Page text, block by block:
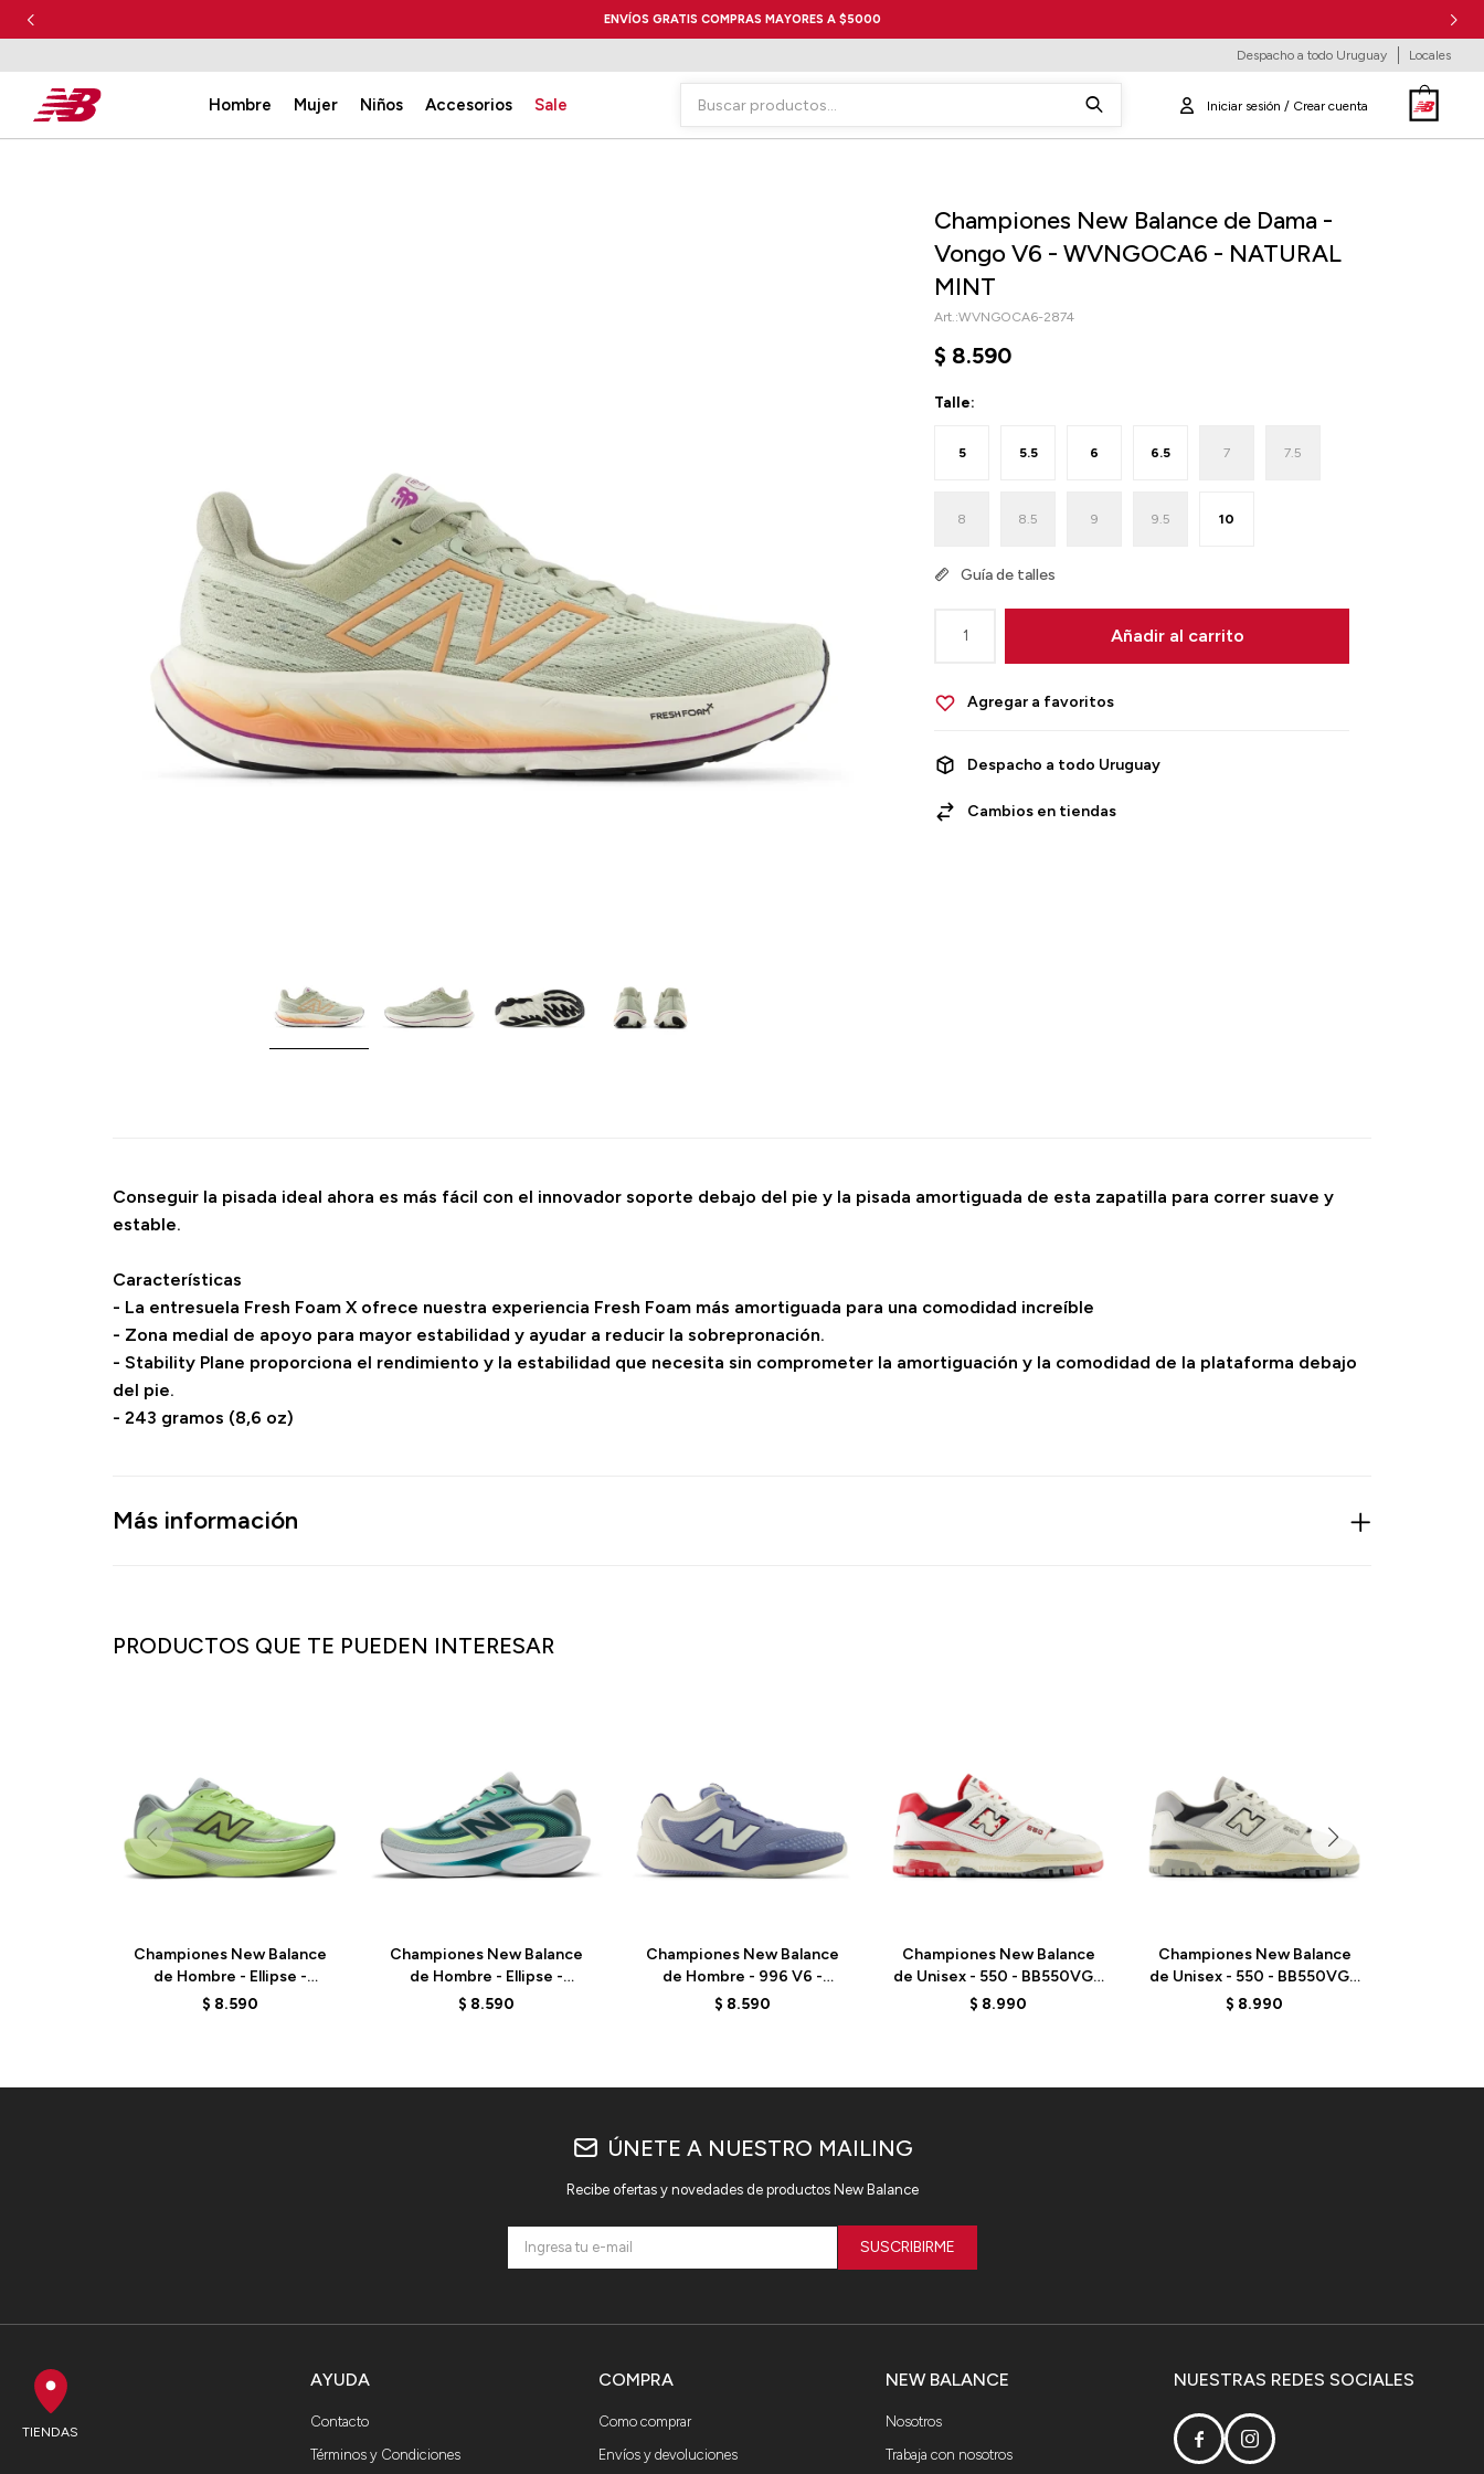
ENVÍOS GRATIS COMPRAS MAYORES A $5000
Hombre Mujer Niños Accesorios Sale
Despacho a todo Uruguay Locales
Championes New Balance de Dama -
Vongo V6 - WVNGOCA6 - NATURAL
MINT
WVNGOCA6-2874
$ 8.590
Talle:
5 5.5 6 6.5 7 7.5
8 8.5 9 9.5 10
Guía de talles
1 Añadir al carrito
Despacho a todo Uruguay
Cambios en tiendas
Conseguir la pisada ideal ahora es más fácil con el innovador soporte debajo del pie y la pisada amortiguada de esta zapatilla para correr suave y
estable.
Características
- La entresuela Fresh Foam X ofrece nuestra experiencia Fresh Foam más amortiguada para una comodidad increíble
- Zona medial de apoyo para mayor estabilidad y ayudar a reducir la sobrepronación.
- Stability Plane proporciona el rendimiento y la estabilidad que necesita sin comprometer la amortiguación y la comodidad de la plataforma debajo
del pie.
- 243 gramos (8,6 oz)
Más información
PRODUCTOS QUE TE PUEDEN INTERESAR
Championes New Balance
de Hombre - Ellipse -
MELPS78S - GREEN
$ 8.590
Championes New Balance
de Hombre - Ellipse -
MELPS4B2 - GREEN
$ 8.590
Championes New Balance
de Hombre - 996 V6 -
MCH996F6 - ELD
$ 8.590
Championes New Balance
de Unisex - 550 - BB550VGA
- VINTAGE RED
$ 8.990
Championes New Balance
de Unisex - 550 - BB550VGB
- SEA SALT
$ 8.990
TIENDAS
AYUDA
Contacto
Términos y Condiciones
NEW BALANCE
Nosotros
Trabaja con nosotros
COMPRA
Como comprar
Envíos y devoluciones
NUESTRAS REDES SOCIALES
 
ÚNETE A NUESTRO MAILING
Recibe ofertas y novedades de productos New Balance
SUSCRIBIRME